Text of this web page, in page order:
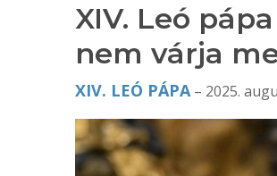
XIV. Leó
nem várja
XIV. LEÓ PÁPA– 2025.